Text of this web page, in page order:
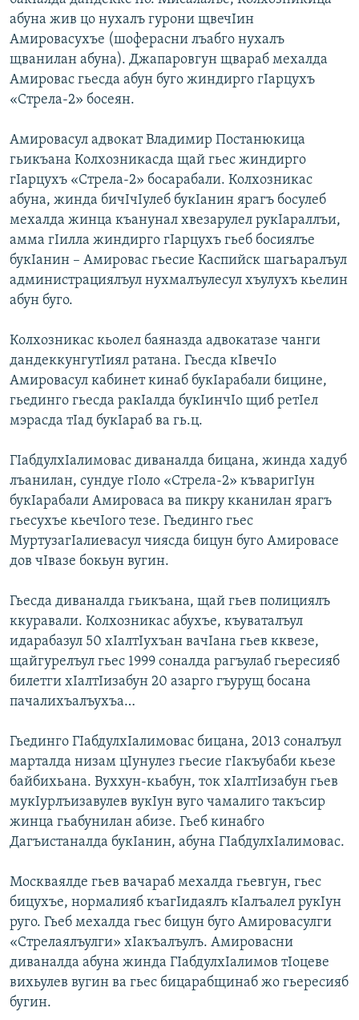
абуна жив цо нухалъ гурони щвечIин
Амировасухъе (шоферасни лъабго нухалъ
щванилан абуна). Джапаровгун щвараб мехалда
Амировас гьесда абун буго жиндирго гIарцухъ
«Стрела-2» босеян.
Амировасул адвокат Владимир Постанюкица
гьикъана Колхозникасда щай гьес жиндирго
гIарцухъ «Стрела-2» босарабали. Колхозникас
абуна, жинда бичIчIулеб букIанин ярагъ босулеб
мехалда жинца къанунал хвезарулел рукIараллъи,
амма гIилла жиндирго гIарцухъ гьеб босиялъе
букIанин – Амировас гьесие Каспийск шагьаралъул
администрациялъул нухмалъулесул хъулухъ кьелин
абун буго.
Колхозникас кьолел баяназда адвокатазе чанги
дандеккунгутIиял ратана. Гьесда кIвечIо
Амировасул кабинет кинаб букIарабали бицине,
гьединго гьесда ракIалда букIинчIо щиб ретIел
мэрасда тIад букIараб ва гь.ц.
ГIабдулхIалимовас диваналда бицана, жинда хадуб
лъанилан, сундуе гIоло «Стрела-2» къваригIун
букIарабали Амироваса ва пикру кканилан ярагъ
гьесухъе кьечIого тезе. Гьединго гьес
МуртузагIалиевасул чиясда бицун буго Амировасе
дов чIвазе бокьун вугин.
Гьесда диваналда гьикъана, щай гьев полициялъ
ккуравали. Колхозникас абухъе, къуваталъул
идарабазул 50 хIалтIухъан вачIана гьев кквезе,
щайгурелъул гьес 1999 соналда рагъулаб гьересияб
билетги хIалтIизабун 20 азарго гъурущ босана
пачалихъалъухъа…
Гьединго ГIабдулхIалимовас бицана, 2013 соналъул
марталда низам цIунулез гьесие гIакъубаби кьезе
байбихьана. Вуххун-кьабун, ток хIалтIизабун гьев
мукIурлъизавулев вукIун вуго чамалиго такъсир
жинца гьабунилан абизе. Гьеб кинабго
Дагъистаналда букIанин, абуна ГIабдулхIалимовас.
Москваялде гьев вачараб мехалда гьевгун, гьес
бицухъе, нормалияб къагIидаялъ кIалъалел рукIун
руго. Гьеб мехалда гьес бицун буго Амировасулги
«Стрелаялъулги» хIакъалъулъ. Амировасни
диваналда абуна жинда ГIабдулхIалимов тIоцеве
вихьулев вугин ва гьес бицарабщинаб жо гьересияб
бугин.